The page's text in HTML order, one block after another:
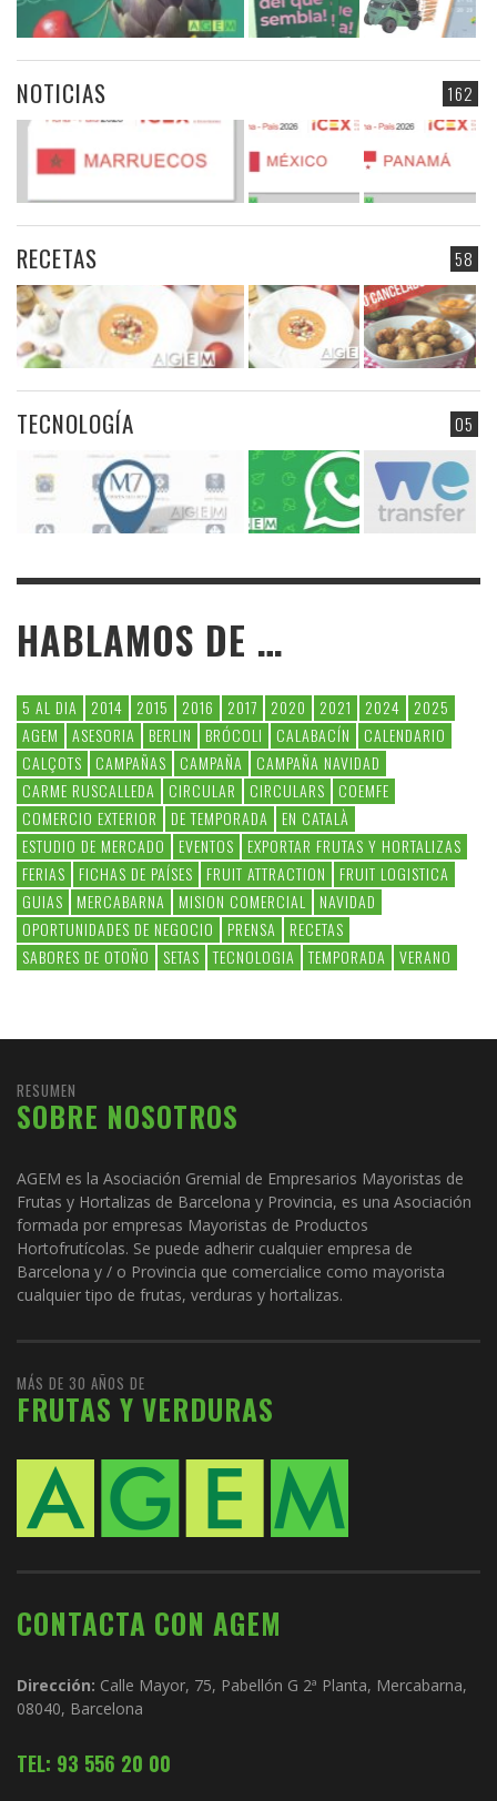
162
NOTICIAS
58
RECETAS
05
TECNOLOGÍA
HABLAMOS DE …
5 AL DIA 2014 2015 2016 2017 2020 2021 2024
2025
AGEM
ASESORIA BERLIN BRÓCOLI CALABACÍN
CALENDARIO
CALÇOTS
CAMPAÑAS CAMPAÑA
CAMPAÑA NAVIDAD
CARME RUSCALLEDA
CIRCULAR CIRCULARS
COEMFE
COMERCIO EXTERIOR
DE TEMPORADA
EN CATALÀ
ESTUDIO DE MERCADO
EVENTOS
EXPORTAR FRUTAS Y HORTALIZAS
FERIAS
FICHAS DE PAÍSES FRUIT ATTRACTION
FRUIT LOGISTICA
GUIAS
MERCABARNA MISION COMERCIAL
NAVIDAD
OPORTUNIDADES DE NEGOCIO
PRENSA
RECETAS
SABORES DE OTOÑO
SETAS TECNOLOGIA TEMPORADA VERANO
RESUMEN
SOBRE NOSOTROS
AGEM es la Asociación Gremial de Empresarios Mayoristas de
Frutas y Hortalizas de Barcelona y Provincia, es una Asociación
formada por empresas Mayoristas de Productos
Hortofrutícolas. Se puede adherir cualquier empresa de
Barcelona y / o Provincia que comercialice como mayorista
cualquier tipo de frutas, verduras y hortalizas.
MÁS DE 30 AÑOS DE
FRUTAS Y VERDURAS
CONTACTA CON AGEM
Dirección: Calle Mayor, 75, Pabellón G 2ª Planta, Mercabarna,
08040, Barcelona
TEL: 93 556 20 00